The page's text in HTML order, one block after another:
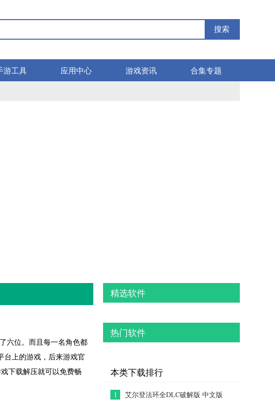
搜索
游工具 应用中心 游戏资讯 合集专题
六位。而且每一名角色都
台上的游戏，后来游戏官
下载解压就可以免费畅
精选软件
热门软件
本类下载排行
1
艾尔登法环全DLC破解版 中文版